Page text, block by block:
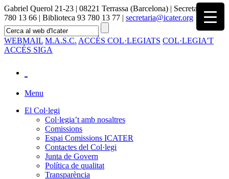
Gabriel Querol 21-23 | 08221 Terrassa (Barcelona) | Secretaria 93
780 13 66 | Biblioteca 93 780 13 77 | secretaria@icater.org
WEBMAIL M.A.S.C. ACCÉS COL·LEGIATS COL·LEGIA'T
ACCÉS SIGA
Menu
El Col·legi
Col·legia’t amb nosaltres
Comissions
Espai Comissions ICATER
Contactes del Col·legi
Junta de Govern
Política de qualitat
Transparència